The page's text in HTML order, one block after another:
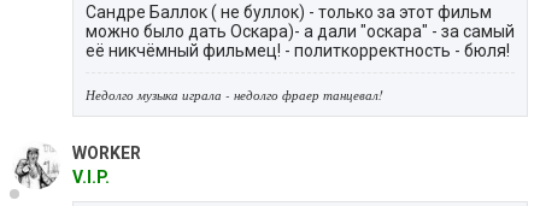
Сандре Баллок ( не буллок) - только за этот фильм
можно было дать Оскара)- а дали "оскара" - за самый
её никчёмный фильмец! - политкорректность - бюля!
Недолго музыка играла - недолго фраер танцевал!
WORKER
V.I.P.